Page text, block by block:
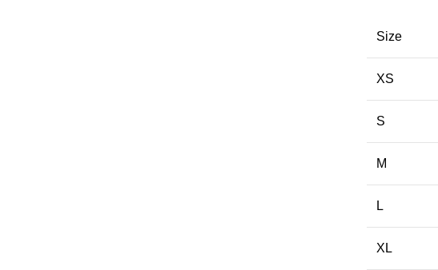
Size
XS
S
M
L
XL